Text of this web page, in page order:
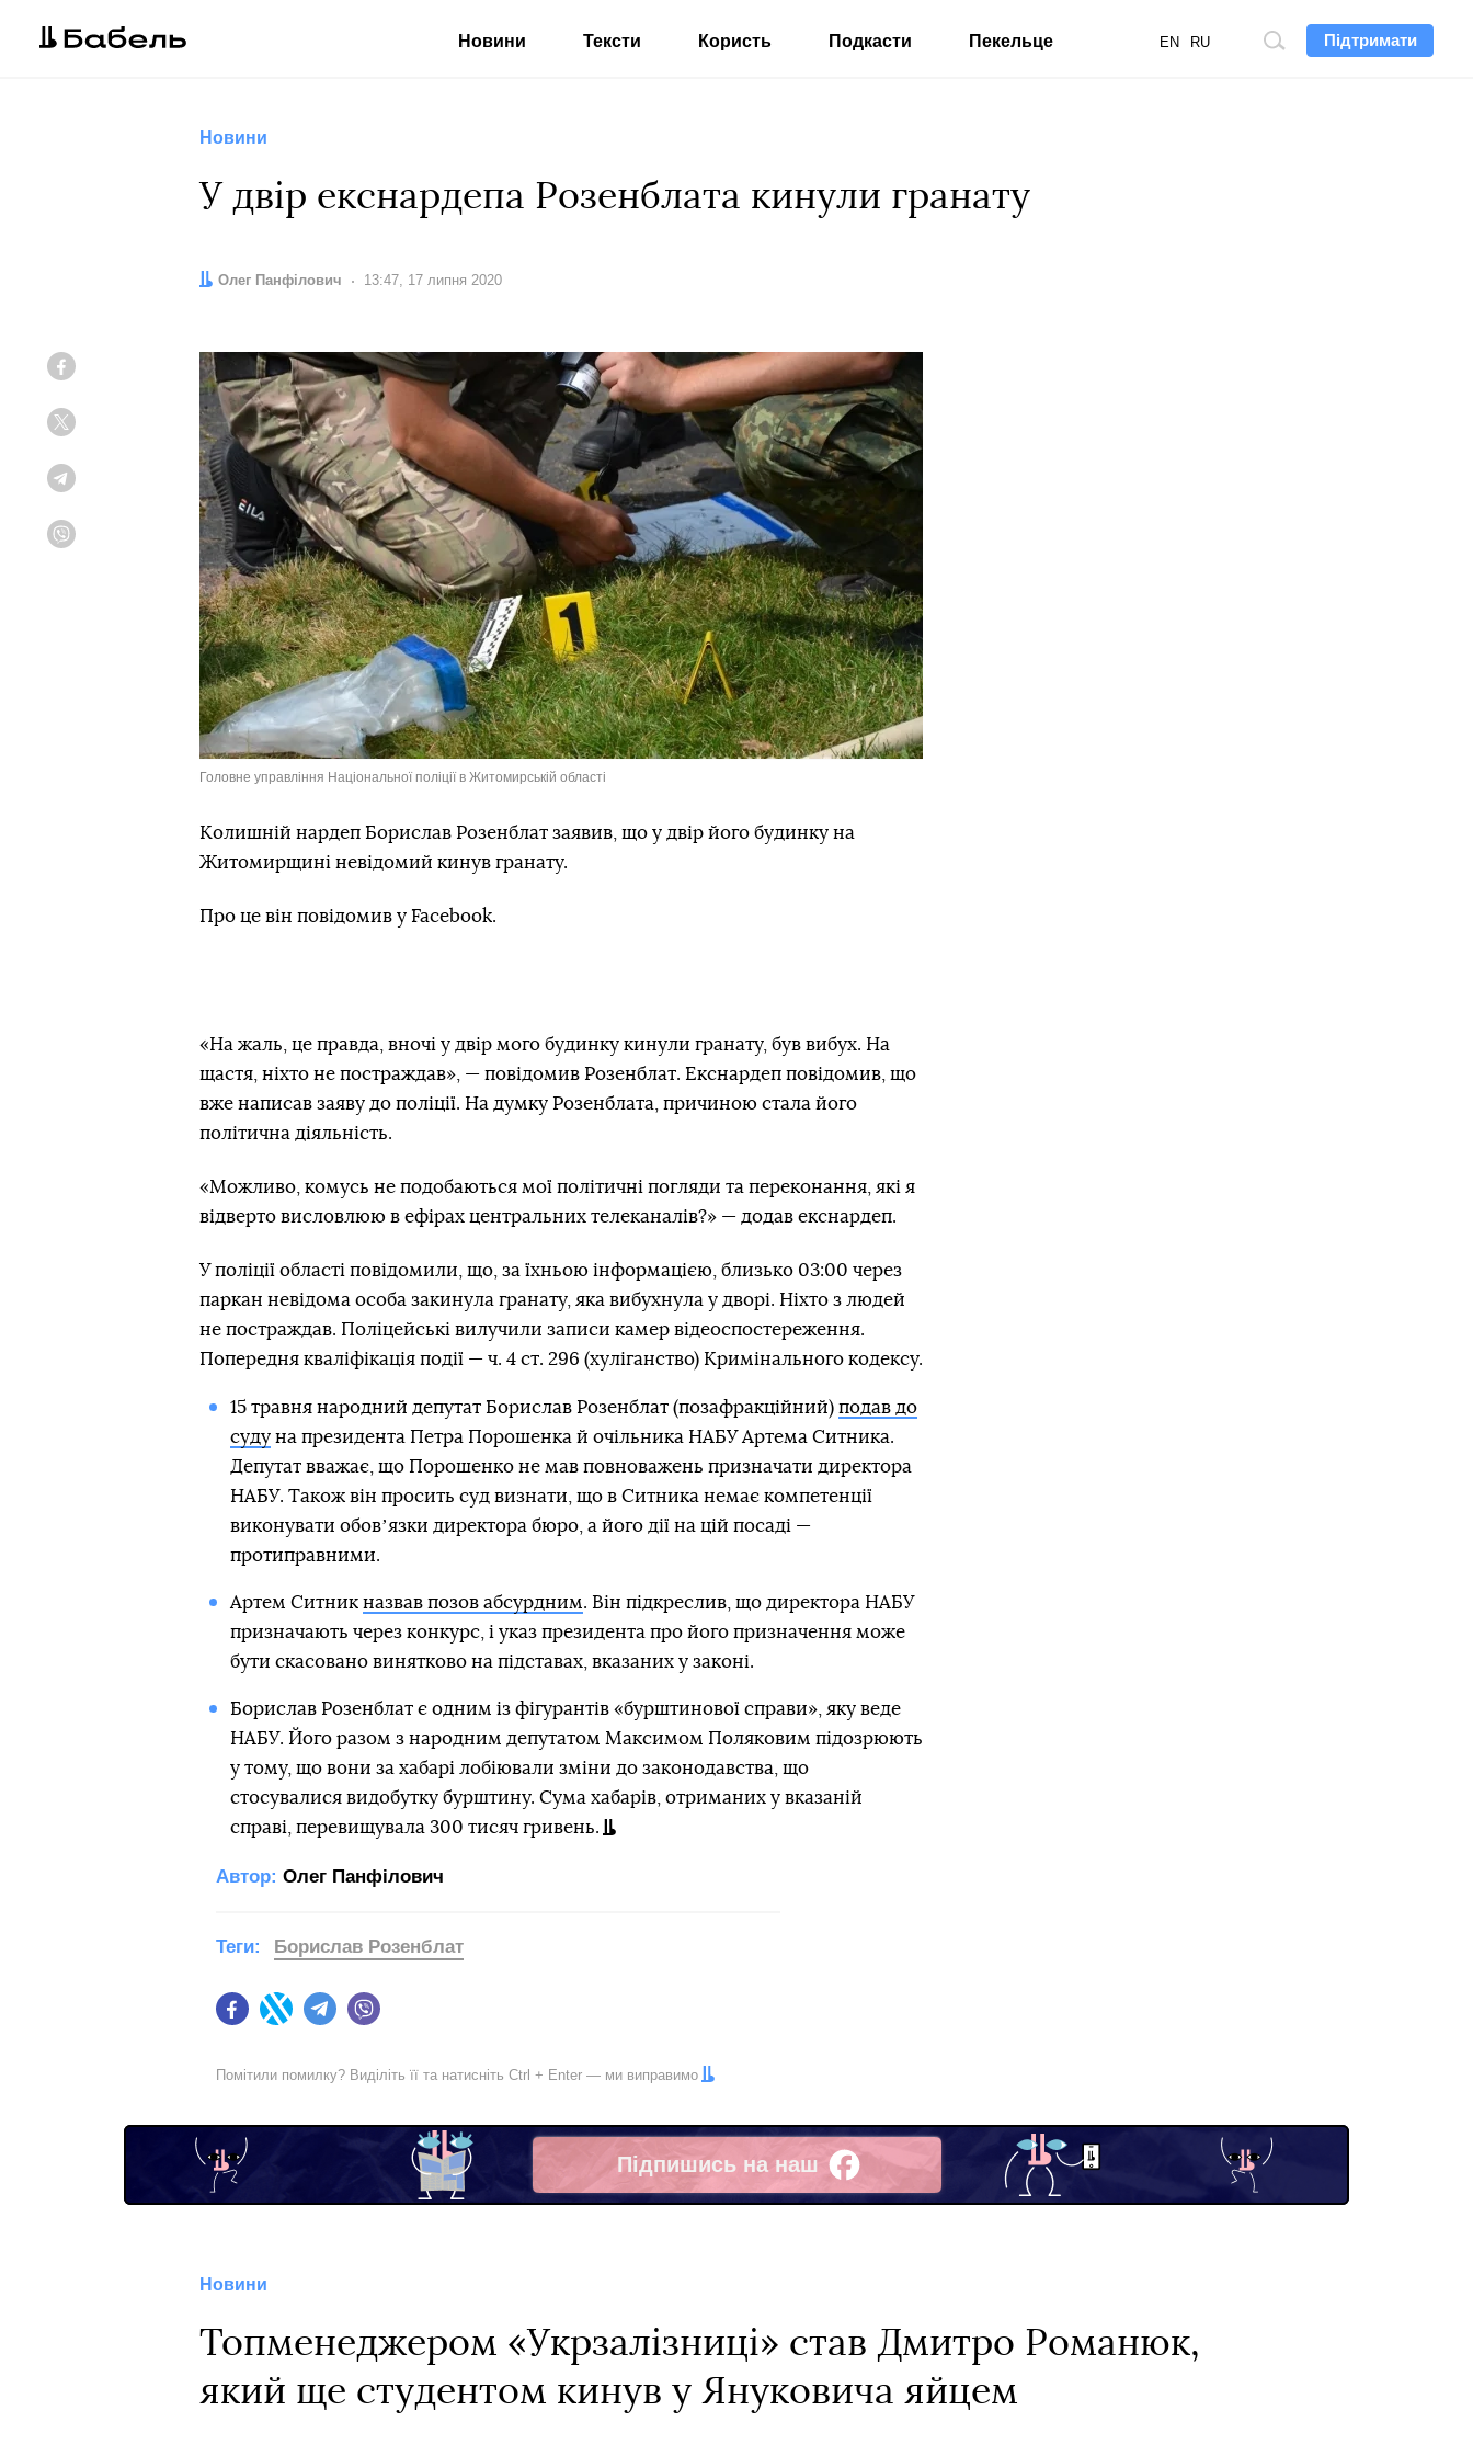
Підтримати
Пошук
EN RU
Новини Тексти Користь Подкасти Пекельце
Новини
У двір екснардепа Розенблата кинули гранату
Автор:
Олег Панфілович Дата:
13:47, 17 липня 2020
Головне управління Національної поліції в Житомирській області
Колишній нардеп Борислав Розенблат заявив, що у двір його будинку на
Житомирщині невідомий кинув гранату.
Про це він повідомив у Facebook.
«На жаль, це правда, вночі у двір мого будинку кинули гранату, був вибух. На
щастя, ніхто не постраждав», — повідомив Розенблат. Екснардеп повідомив, що
вже написав заяву до поліції. На думку Розенблата, причиною стала його
політична діяльність.
«Можливо, комусь не подобаються мої політичні погляди та переконання, які я
відверто висловлюю в ефірах центральних телеканалів?» — додав екснардеп.
У поліції області повідомили, що, за їхньою інформацією, близько 03:00 через
паркан невідома особа закинула гранату, яка вибухнула у дворі. Ніхто з людей
не постраждав. Поліцейські вилучили записи камер відеоспостереження.
Попередня кваліфікація події — ч. 4 ст. 296 (хуліганство) Кримінального кодексу.
15 травня народний депутат Борислав Розенблат (позафракційний) подав до
судуна президента Петра Порошенка й очільника НАБУ Артема Ситника.
Депутат вважає, що Порошенко не мав повноважень призначати директора
НАБУ. Також він просить суд визнати, що в Ситника немає компетенції
виконувати обовʼязки директора бюро, а його дії на цій посаді —
протиправними.
Артем Ситник назвав позов абсурдним. Він підкреслив, що директора НАБУ
призначають через конкурс, і указ президента про його призначення може
бути скасовано винятково на підставах, вказаних у законі.
Борислав Розенблат є одним із фігурантів «бурштинової справи», яку веде
НАБУ. Його разом з народним депутатом Максимом Поляковим підозрюють
у тому, що вони за хабарі лобіювали зміни до законодавства, що
стосувалися видобутку бурштину. Сума хабарів, отриманих у вказаній
справі, перевищувала 300 тисяч гривень.
Автор: Олег Панфілович
FacebookTwitter Telegram
Теги: Борислав Розенблат
Помітили помилку? Виділіть її та натисніть Ctrl + Enter — ми виправимо
Підпишись на наш
Facebook
Новини
Топменеджером «Укрзалізниці» став Дмитро Романюк,
який ще студентом кинув у Януковича яйцем